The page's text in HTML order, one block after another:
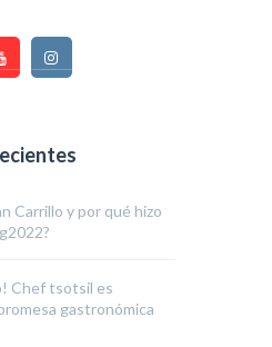
Carrillo y por qué hizo
Chef tsotsil es
gastronómica